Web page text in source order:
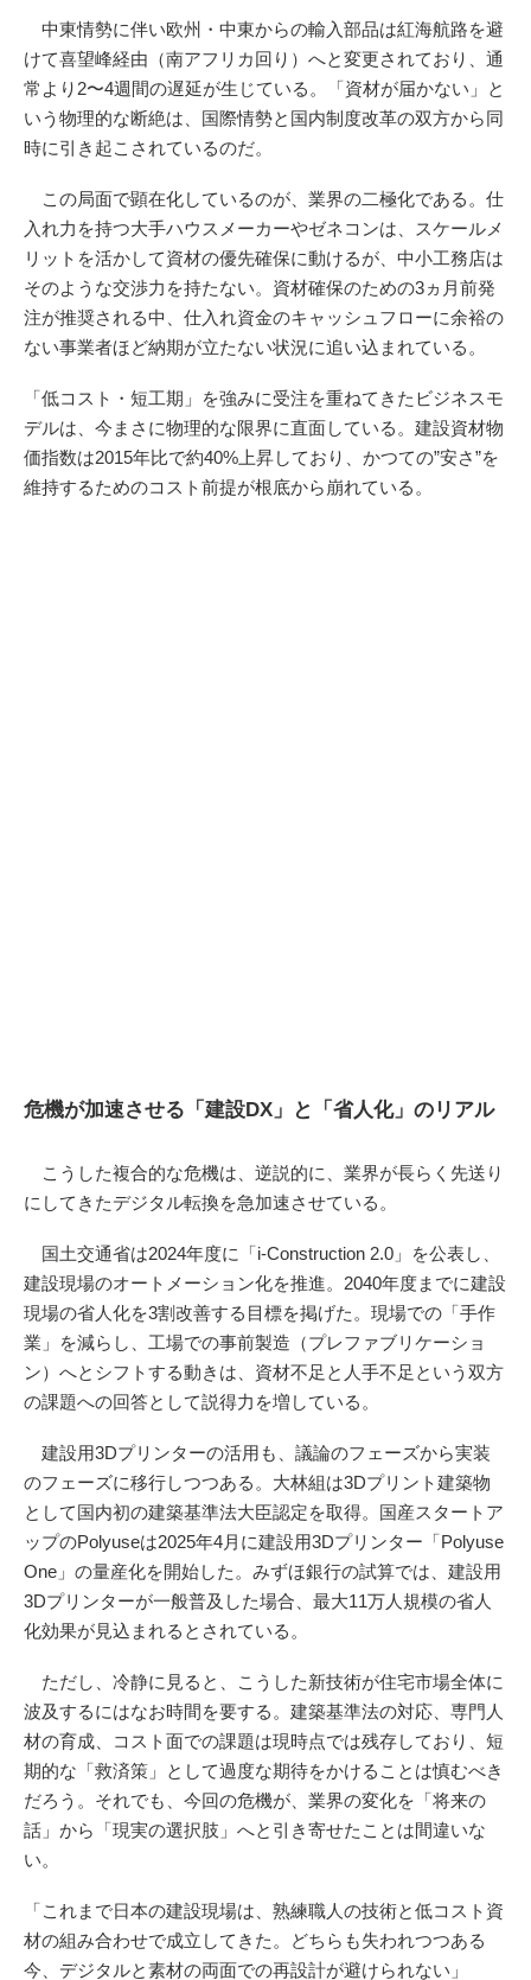
中東情勢に伴い欧州・中東からの輸入部品は紅海航路を避
けて喜望峰経由（南アフリカ回り）へと変更されており、通
常より2〜4週間の遅延が生じている。「資材が届かない」と
いう物理的な断絶は、国際情勢と国内制度改革の双方から同
時に引き起こされているのだ。
この局面で顕在化しているのが、業界の二極化である。仕
入れ力を持つ大手ハウスメーカーやゼネコンは、スケールメ
リットを活かして資材の優先確保に動けるが、中小工務店は
そのような交渉力を持たない。資材確保のための3ヵ月前発
注が推奨される中、仕入れ資金のキャッシュフローに余裕の
ない事業者ほど納期が立たない状況に追い込まれている。
「低コスト・短工期」を強みに受注を重ねてきたビジネスモ
デルは、今まさに物理的な限界に直面している。建設資材物
価指数は2015年比で約40%上昇しており、かつての”安さ”を
維持するためのコスト前提が根底から崩れている。
危機が加速させる「建設DX」と「省人化」のリアル
こうした複合的な危機は、逆説的に、業界が長らく先送り
にしてきたデジタル転換を急加速させている。
国土交通省は2024年度に「i-Construction 2.0」を公表し、
建設現場のオートメーション化を推進。2040年度までに建設
現場の省人化を3割改善する目標を掲げた。現場での「手作
業」を減らし、工場での事前製造（プレファブリケーショ
ン）へとシフトする動きは、資材不足と人手不足という双方
の課題への回答として説得力を増している。
建設用3Dプリンターの活用も、議論のフェーズから実装
のフェーズに移行しつつある。大林組は3Dプリント建築物
として国内初の建築基準法大臣認定を取得。国産スタートア
ップのPolyuseは2025年4月に建設用3Dプリンター「Polyuse
One」の量産化を開始した。みずほ銀行の試算では、建設用
3Dプリンターが一般普及した場合、最大11万人規模の省人
化効果が見込まれるとされている。
ただし、冷静に見ると、こうした新技術が住宅市場全体に
波及するにはなお時間を要する。建築基準法の対応、専門人
材の育成、コスト面での課題は現時点では残存しており、短
期的な「救済策」として過度な期待をかけることは慎むべき
だろう。それでも、今回の危機が、業界の変化を「将来の
話」から「現実の選択肢」へと引き寄せたことは間違いな
い。
「これまで日本の建設現場は、熟練職人の技術と低コスト資
材の組み合わせで成立してきた。どちらも失われつつある
今、デジタルと素材の両面での再設計が避けられない」